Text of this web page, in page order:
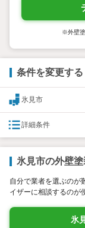
※外壁塗
条件を変更する
氷見市
詳細条件
氷見市の外壁
自分で業者を選ぶのが
イザーに相談するのが
氷